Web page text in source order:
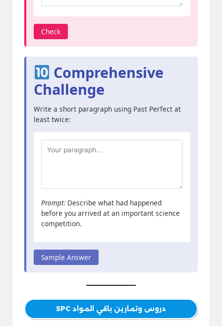
Check
Comprehensive
Challenge
Write a short paragraph using Past Perfect at
least twice:
Prompt: Describe what had happened
before you arrived at an important science
competition.
Sample Answer
دروس وتمارين باقي المواد SPC